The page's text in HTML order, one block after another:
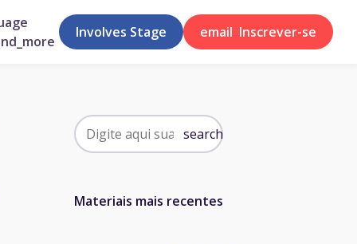
Involves Stage email Inscrever-se
search
Materiais mais recentes